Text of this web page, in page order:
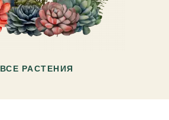
ВСЕ РАСТЕНИЯ